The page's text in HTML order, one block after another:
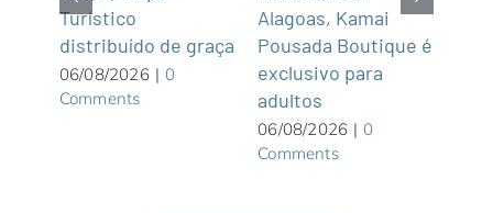
Turístico
distribuído de graça
06/08/2026 | 0
Comments
Alagoas, Kamai
Pousada Boutique é
exclusivo para
adultos
06/08/2026 | 0
Comments